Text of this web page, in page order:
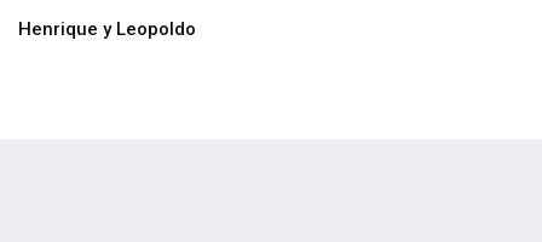
Henrique y Leopoldo